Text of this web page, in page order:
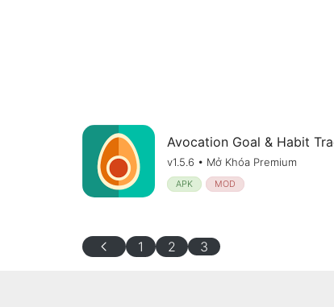
Avocation Goal & Habit
v1.5.6 • Mở Khóa Premium
APK MOD
chevron_left 1 2 3